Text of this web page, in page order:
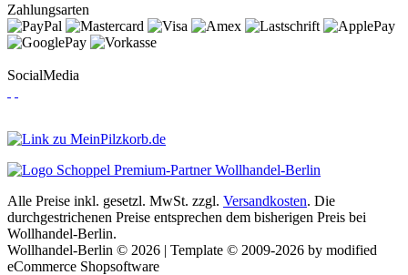
Zahlungsarten
SocialMedia
Alle Preise inkl. gesetzl. MwSt. zzgl. Versandkosten. Die
durchgestrichenen Preise entsprechen dem bisherigen Preis bei
Wollhandel-Berlin.
Wollhandel-Berlin © 2026 | Template © 2009-2026 by modified
eCommerce Shopsoftware